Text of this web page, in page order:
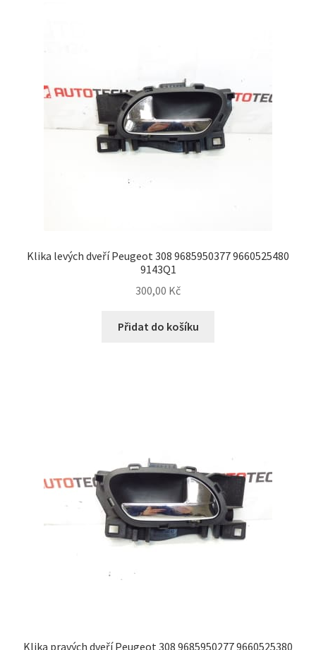
Klika levých dveří Peugeot 308 9685950377 9660525480
9143Q1
300,00 Kč
Přidat do košíku
Klika pravých dveří Peugeot 308 9685950277 9660525380